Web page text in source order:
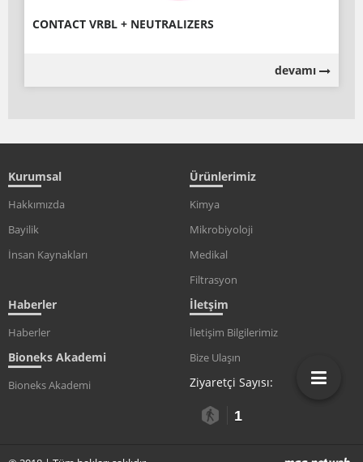
CONTACT VRBL + NEUTRALIZERS
devamı
Kurumsal
Hakkımızda
Bayilik
İnsan Kaynakları
Ürünlerimiz
Kimya
Mikrobiyoloji
Medikal
Filtrasyon
Haberler
Haberler
Bioneks Akademi
Bioneks Akademi
İletşim
İletişim Bilgilerimiz
Bize Ulaşın
Ziyaretçi Sayısı:
1